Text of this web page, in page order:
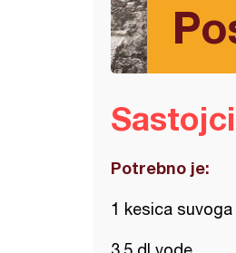
Sastojci
Potrebno je:
1 kesica